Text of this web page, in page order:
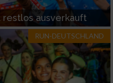
restlos ausverkauft
RUN-DEUTSCHLAND